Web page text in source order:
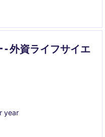
、高品質なサービス提
- 外資ライフサイエ
year